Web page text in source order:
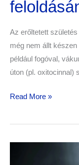
Az erőltetett
még nem állt
például fogóval,
úton (pl. oxitocinnal)
Read More »